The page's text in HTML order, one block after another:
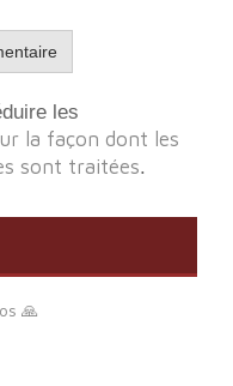
les
la façon dont les
sont traitées.
🙏